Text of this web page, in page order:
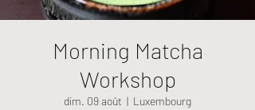
Morning Matcha
Workshop
dim. 09 août
  |
Luxembourg